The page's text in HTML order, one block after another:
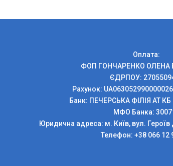
Оплата:
ФОП ГОНЧАРЕНКО ОЛЕНА
ЄДРПОУ:
Рахунок:
Банк: ПЕЧЕРСЬКА ФIЛIЯ АТ КБ
МФО Банка:
Юридична адреса: м. Київ, вул. Героїв
Телефон: +38 066 12